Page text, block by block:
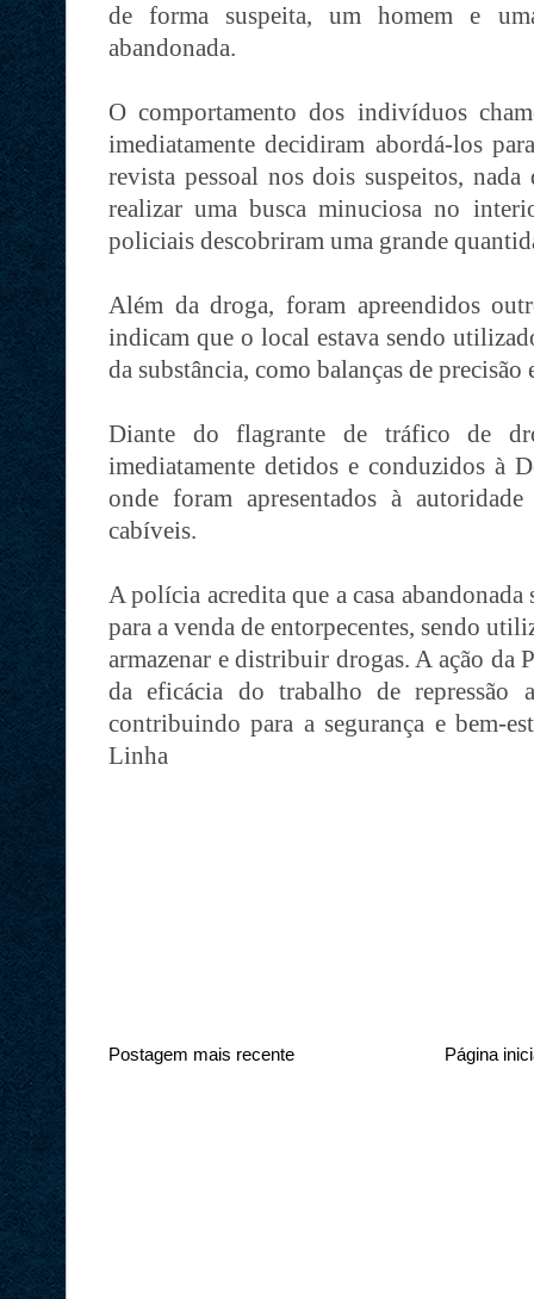
de forma suspeita, um homem e
abandonada.
O comportamento dos indivíduos
imediatamente decidiram abordá-los
revista pessoal nos dois suspeitos,
realizar uma busca minuciosa no
policiais descobriram uma grande
Além da droga, foram apreendidos
indicam que o local estava sendo
da substância, como balanças de precisão
Diante do flagrante de tráfico de
imediatamente detidos e conduzidos à
onde foram apresentados à
cabíveis.
A polícia acredita que a casa
para a venda de entorpecentes, sendo
armazenar e distribuir drogas. A ação
da eficácia do trabalho de repressão
contribuindo para a segurança e bem-
Linha
Postagem mais recente Página